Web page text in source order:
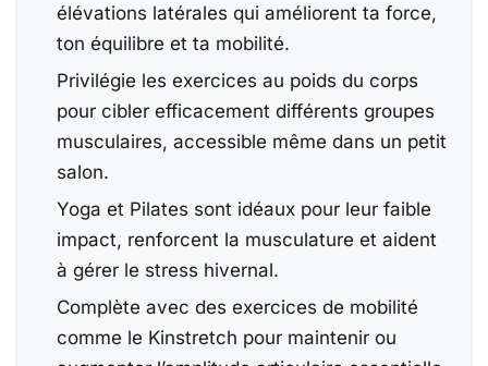
élévations latérales qui améliorent ta force,
ton équilibre et ta mobilité.
Privilégie les exercices au poids du corps
pour cibler efficacement différents groupes
musculaires, accessible même dans un petit
salon.
Yoga et Pilates sont idéaux pour leur faible
impact, renforcent la musculature et aident
à gérer le stress hivernal.
Complète avec des exercices de mobilité
comme le Kinstretch pour maintenir ou